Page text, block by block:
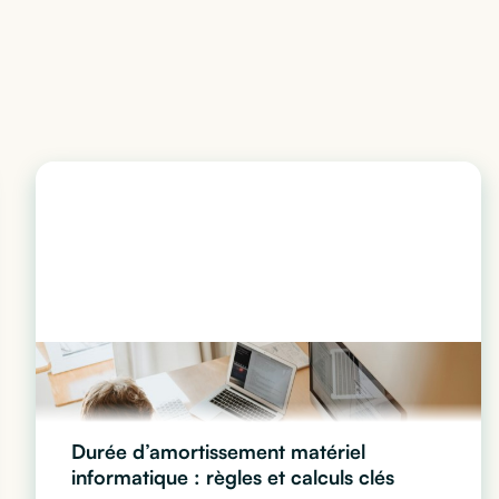
Durée d’amortissement matériel
informatique : règles et calculs clés